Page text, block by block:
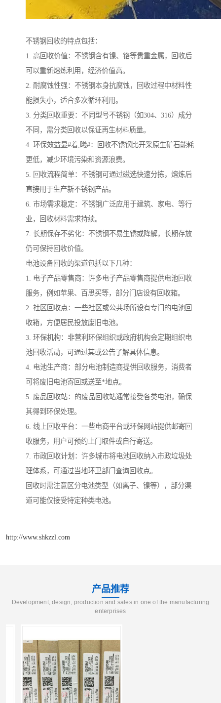
不锈钢回收的特点包括：
1. 高回收价值：不锈钢含有镍、铬等贵重金属，回收后
可以重新熔炼利用，经济价值高。
2. 耐腐蚀性强：不锈钢本身抗腐蚀，回收过程中材料性
能损失小，适合多次循环利用。
3. 分类回收重要：不同型号不锈钢（如304、316）成分
不同，需分类回收以保证再生材料质量。
4. 环保效益显#着,曦#：回收不锈钢比开采原生矿石能耗
更低，减少环境污染和资源浪费。
5. 回收流程简单：不锈钢可通过磁选快速分拣，熔炼后
直接用于生产新不锈钢产品。
6. 市场需求稳定：不锈钢广泛应用于建筑、家电、等行
业，回收材料需求持续。
7. 长期保存不劣化：不锈钢不易生锈或降解，长期存放
仍可保持回收价值。
电池设备回收的渠道包括以下几种：
1. 电子产品零售商：许多电子产品零售商提供电池回收
服务，例如苹果、百思买等，部分门店设有回收箱。
2. 社区回收点：一些社区或公共场所设有专门的电池回
收箱，方便居民投放废旧电池。
3. 环保机构：非营利环保组织或政府机构会定期组织电
池回收活动，可通过其或公告了解具体信息。
4. 电池生产商：部分电池制造商提供回收服务，消费者
可将废旧电池寄回或送至*地点。
5. 废品回收站：的废品回收站通常接受各类电池，确保
其得到环保处理。
6. 线上回收平台：一些电商平台或环保网站提供邮寄回
收服务，用户可预约上门取件或自行寄送。
7. 市政回收计划：许多城市将电池回收纳入市政垃圾处
理体系，可通过当地环卫部门查询回收点。
回收时需注意区分电池类型（如离子、镍等），部分渠
道可能仅接受特定种类电池。
http://www.shkzzl.com
产品推荐
Development, design, production and sales in one of the manufacturing
enterprises